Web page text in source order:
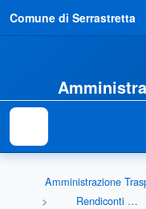
Comune di Serrastretta
Amministrazione
Rendiconti gruppi consiliari regionali/provinciali